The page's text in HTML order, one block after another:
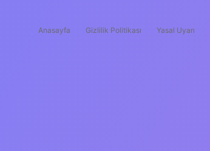
Anasayfa Gizlilik Politikası Yasal Uyarı